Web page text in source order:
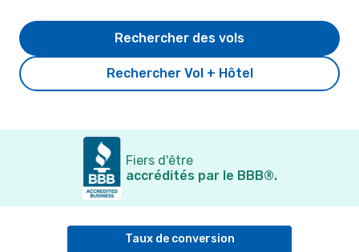
Rechercher Vol + Hôtel
Rechercher des vols
Fiers d'être
accrédités par le BBB®.
Taux de conversion